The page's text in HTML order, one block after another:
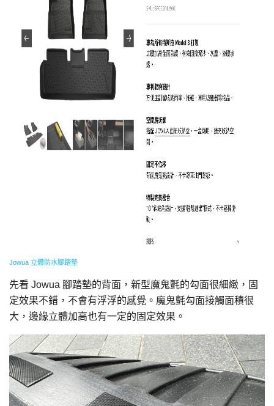
Jowua 立體防水腳踏墊
先看 Jowua 腳踏墊的背面，新型魔鬼氈的勾面很細緻，固
定效果不錯，不會有浮浮的感覺。魔鬼氈勾面接觸面積很
大，邊緣立體加高也有一定的固定效果。